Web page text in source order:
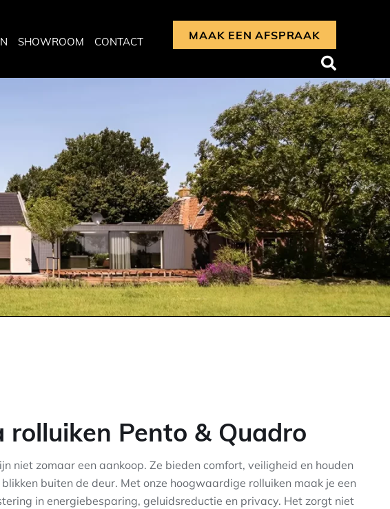
SHOWROOM CONTACT MAAK EEN AFSPRAAK
rolluiken Pento & Quadro
niet zomaar een aankoop. Ze bieden comfort, veiligheid en houden
buiten de deur. Met onze hoogwaardige rolluiken maak je een
in energiebesparing, geluidsreductie en privacy. Het zorgt niet